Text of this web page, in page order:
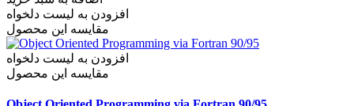
افزودن به لیست دلخواه
مقایسه این محصول
افزودن به لیست دلخواه
مقایسه این محصول